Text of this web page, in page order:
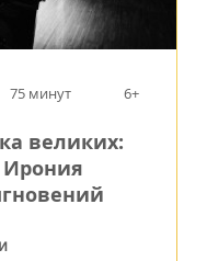
75 минут 6+
великих: